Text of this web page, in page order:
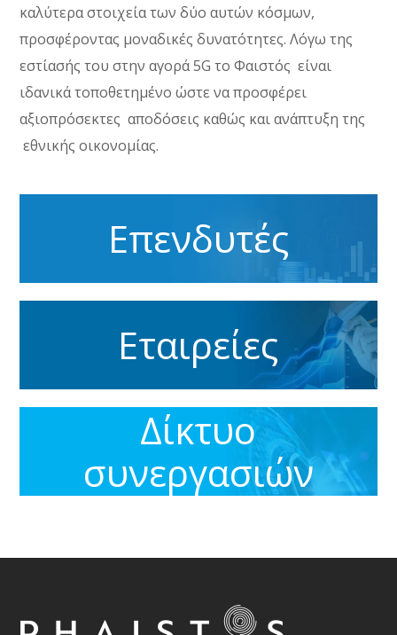
καλύτερα στοιχεία των δύο αυτών κόσμων,
προσφέροντας μοναδικές δυνατότητες. Λόγω της
εστίασής του στην αγορά 5G το Φαιστός είναι
ιδανικά τοποθετημένο ώστε να προσφέρει
αξιοπρόσεκτες αποδόσεις καθώς και ανάπτυξη της
εθνικής οικονομίας.
Επενδυτές
Εταιρείες
Δίκτυο
συνεργασιών